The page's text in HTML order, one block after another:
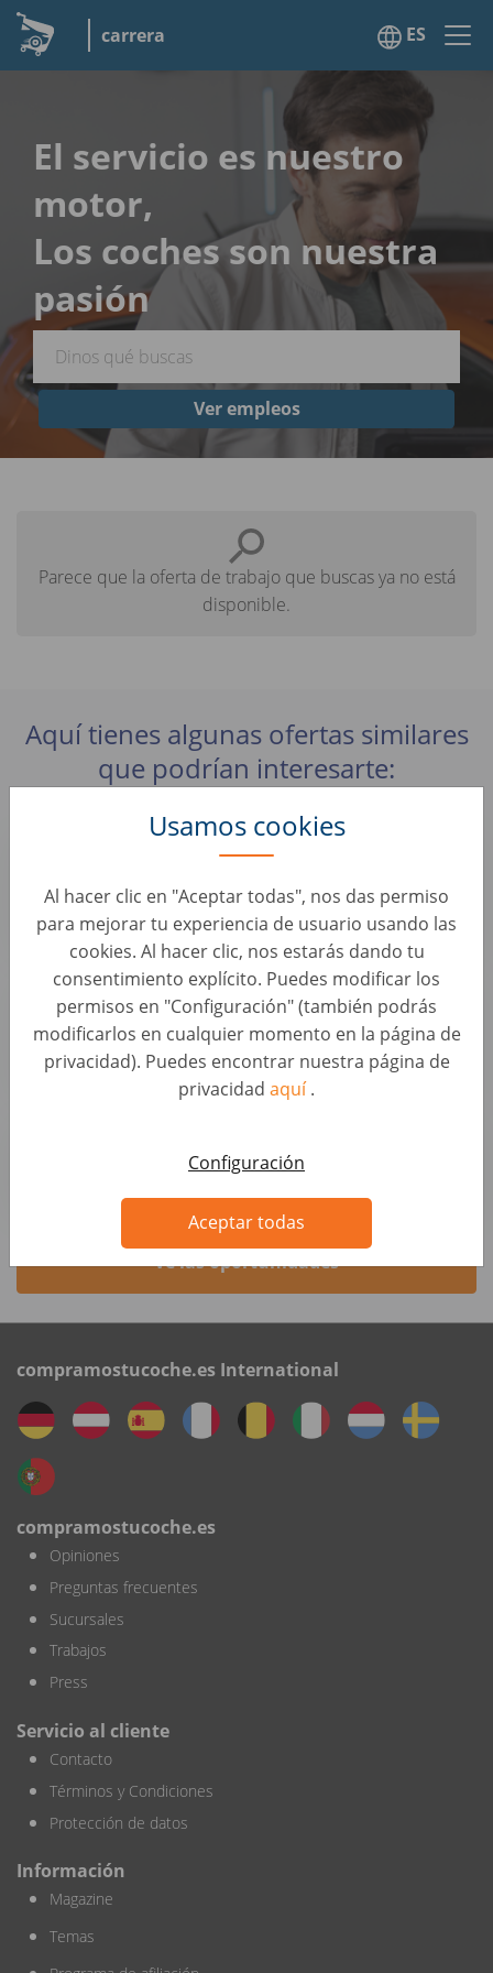
carrera ES
Usamos cookies
Al hacer clic en "Aceptar todas", nos das permiso
para mejorar tu experiencia de usuario usando las
cookies. Al hacer clic, nos estarás dando tu
consentimiento explícito. Puedes modificar los
permisos en "Configuración" (también podrás
modificarlos en cualquier momento en la página de
privacidad). Puedes encontrar nuestra página de
privacidad aquí.
Configuración
Aceptar todas
El servicio es nuestro
motor,
Los coches son nuestra
pasión
Ver empleos
Parece que la oferta de trabajo que buscas ya no está
disponible.
Aquí tienes algunas ofertas similares
que podrían interesarte:
Kundenberater Fahrzeugbewertung - Teilzeit (24
Evaluación de Coches • Alemania, Trier
wirkaufendeinauto.de
Kundenberater Fahrzeugbewertung - Teilzeit (24
oder 30 Std / Woche) (d/m/w)
Evaluación de Coches • Alemania, Gerolstein
wirkaufendeinauto.de
Evaluación de Coches • Alemania, Hagen
Ve las oportunidades
compramostucoche.es International
compramostucoche.es
Opiniones
Preguntas frecuentes
Sucursales
Trabajos
Press
Servicio al cliente
Contacto
Términos y Condiciones
Protección de datos
Información
Magazine
Temas